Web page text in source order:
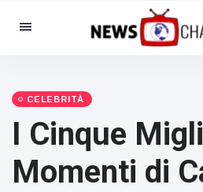
Categorie
Sociale e divertimento
Cinema e TV
(81)
Celebrità
(13938)
CELEBRITÀ
I Cinque
Momenti di